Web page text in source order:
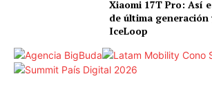
Xiaomi 17T Pro: Así
de última generación
IceLoop